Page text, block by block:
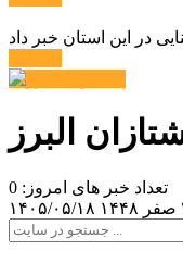
البرز
تعداد خبر های امروز: 0
۱۴۰۵/۰۵/۱۸